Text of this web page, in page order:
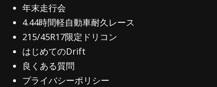
年末走行会
4.44時間軽自動車耐久レース
215/45R17限定ドリコン
はじめてのDrift
良くある質問
プライバシーポリシー